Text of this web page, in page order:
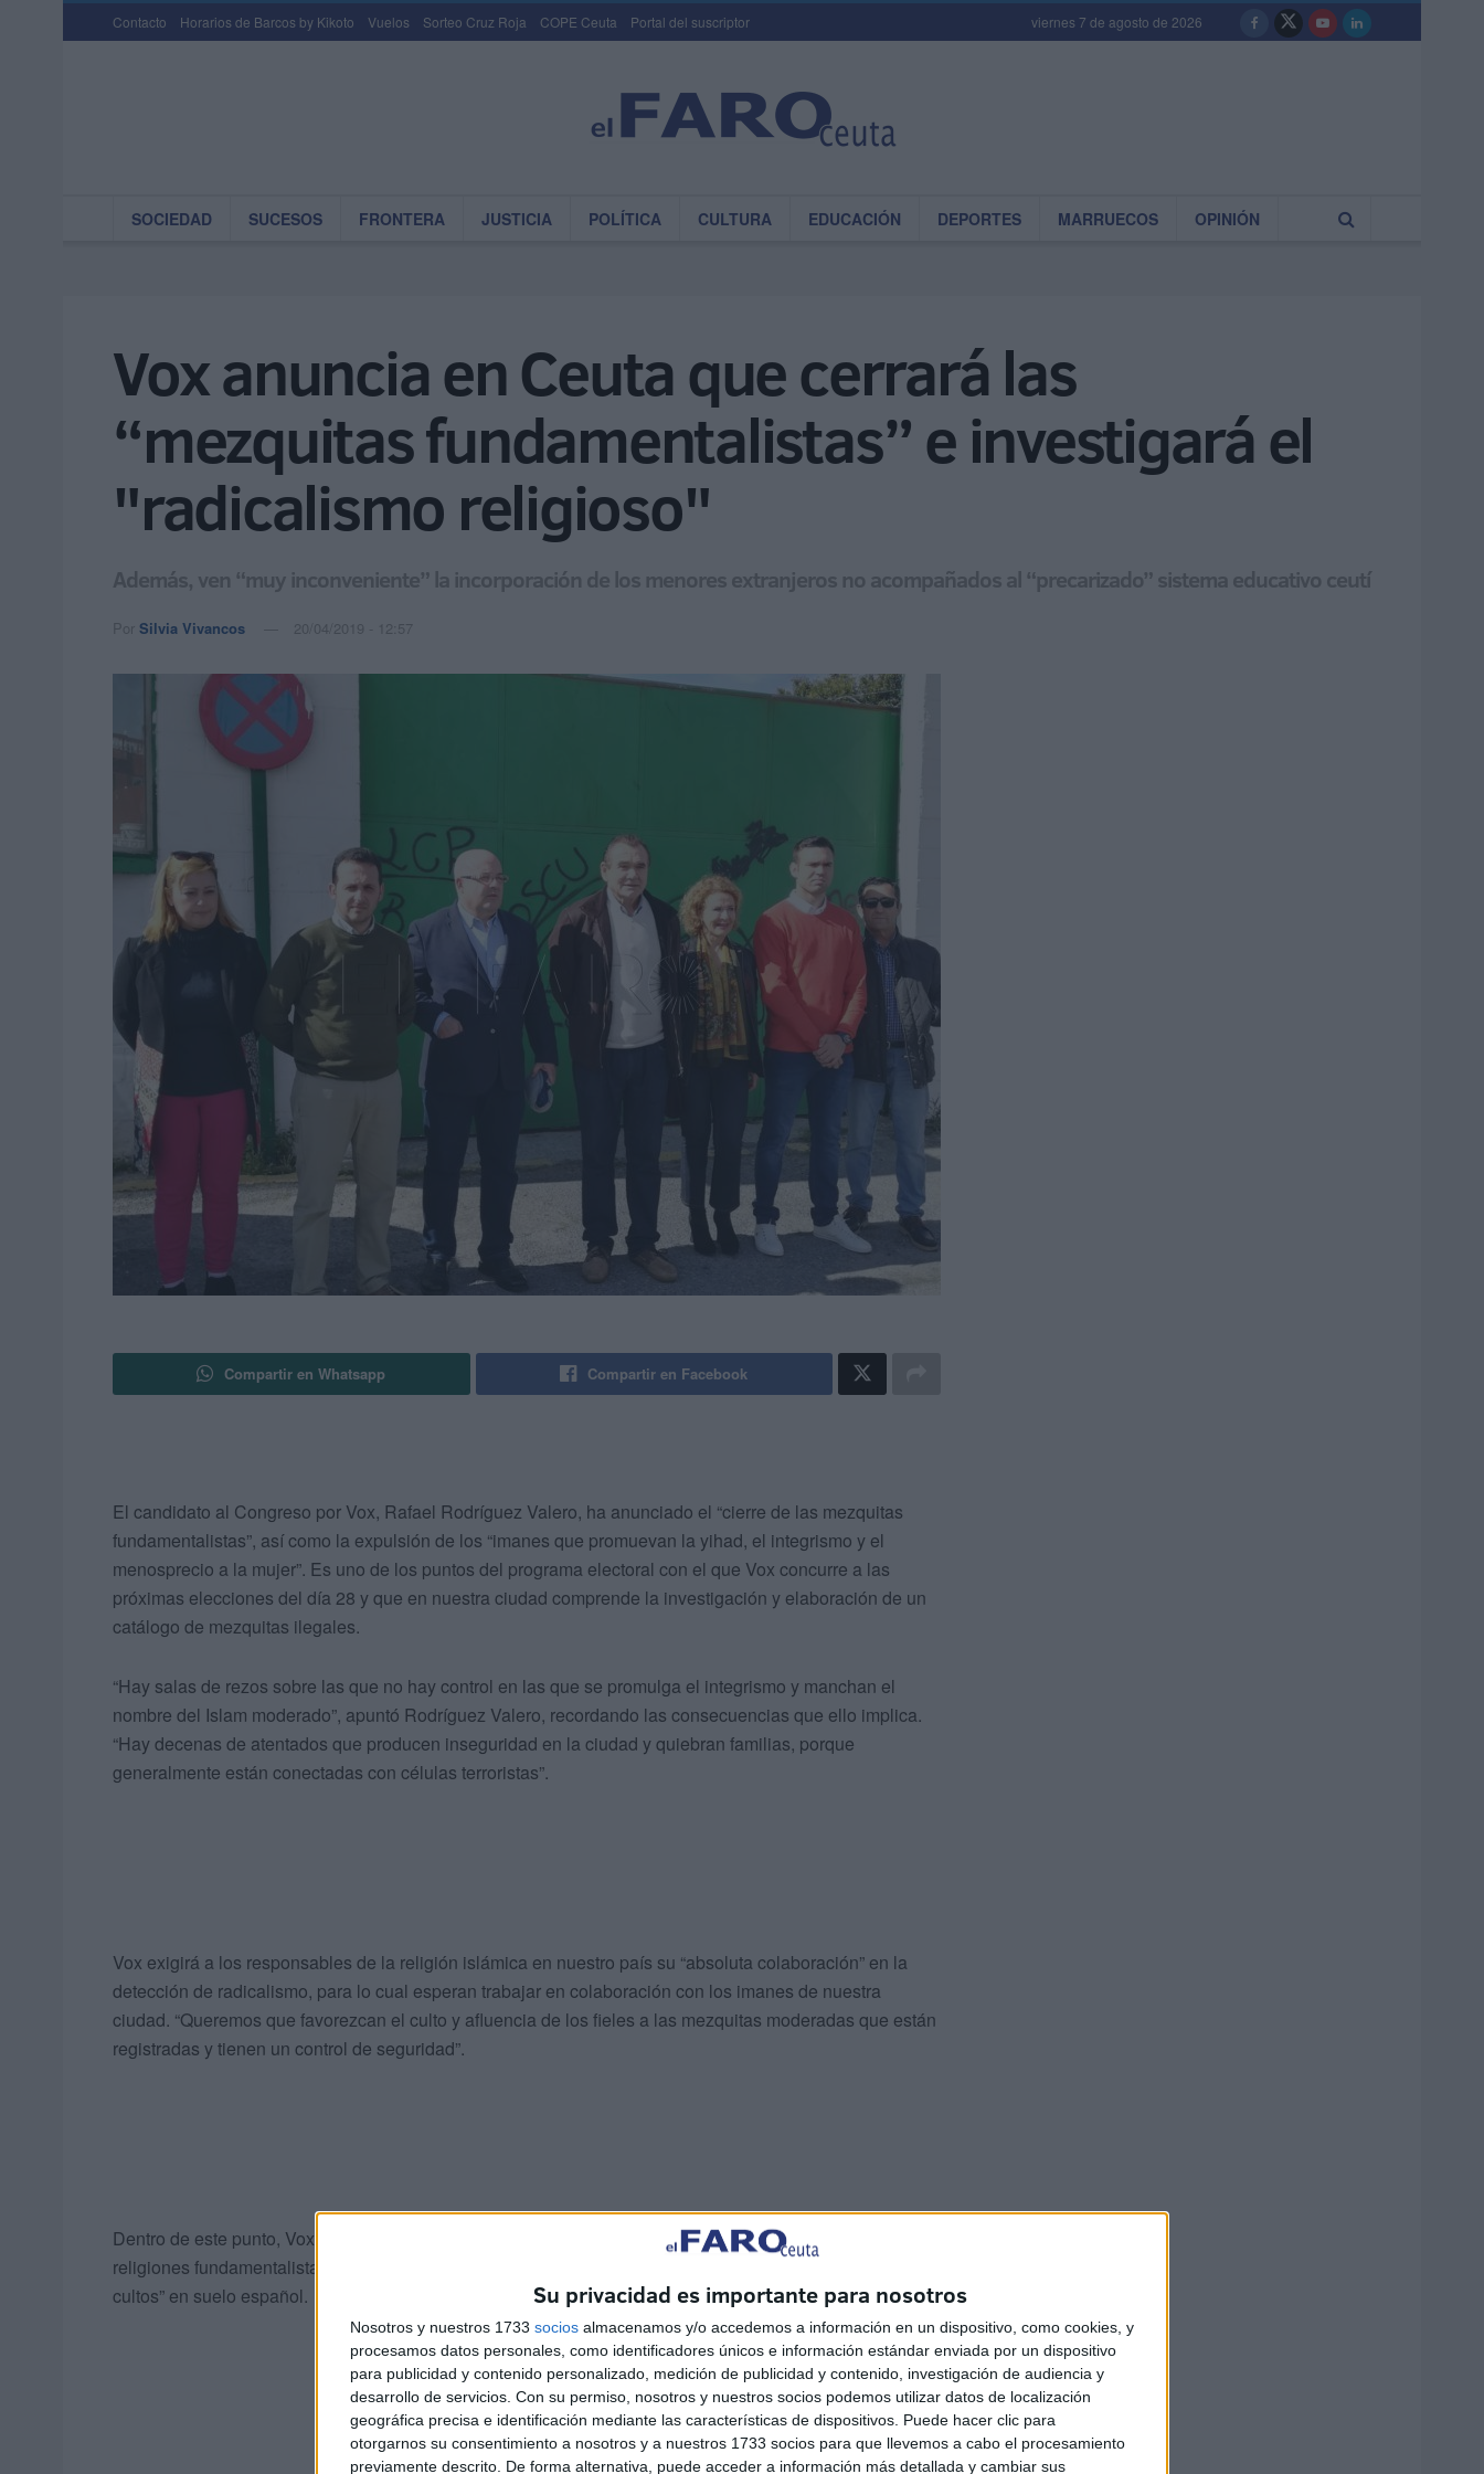
Su privacidad es importante para nosotros
Nosotros y nuestros 1733 socios almacenamos y/o accedemos a información en un dispositivo, como cookies, y
procesamos datos personales, como identificadores únicos e información estándar enviada por un dispositivo
para publicidad y contenido personalizado, medición de publicidad y contenido, investigación de audiencia y
desarrollo de servicios. Con su permiso, nosotros y nuestros socios podemos utilizar datos de localización
geográfica precisa e identificación mediante las características de dispositivos. Puede hacer clic para
otorgarnos su consentimiento a nosotros y a nuestros 1733 socios para que llevemos a cabo el procesamiento
previamente descrito. De forma alternativa, puede acceder a información más detallada y cambiar sus
Contacto Horarios de Barcos by Kikoto Vuelos Sorteo Cruz Roja COPE Ceuta Portal del suscriptor viernes 7 de agosto de 2026
SOCIEDAD SUCESOS FRONTERA JUSTICIA POLÍTICA CULTURA EDUCACIÓN DEPORTES MARRUECOS OPINIÓN
Vox anuncia en Ceuta que cerrará las
“mezquitas fundamentalistas” e investigará el
"radicalismo religioso"
Además, ven “muy inconveniente” la incorporación de los menores extranjeros no acompañados al “precarizado” sistema educativo ceutí
Por Silvia Vivancos 20/04/2019 - 12:57
Compartir en Whatsapp Compartir en Facebook
El candidato al Congreso por Vox, Rafael Rodríguez Valero, ha anunciado el “cierre de las mezquitas
fundamentalistas”, así como la expulsión de los “imanes que promuevan la yihad, el integrismo y el
menosprecio a la mujer”. Es uno de los puntos del programa electoral con el que Vox concurre a las
próximas elecciones del día 28 y que en nuestra ciudad comprende la investigación y elaboración de un
catálogo de mezquitas ilegales.
“Hay salas de rezos sobre las que no hay control en las que se promulga el integrismo y manchan el
nombre del Islam moderado”, apuntó Rodríguez Valero, recordando las consecuencias que ello implica.
“Hay decenas de atentados que producen inseguridad en la ciudad y quiebran familias, porque
generalmente están conectadas con células terroristas”.
Vox exigirá a los responsables de la religión islámica en nuestro país su “absoluta colaboración” en la
detección de radicalismo, para lo cual esperan trabajar en colaboración con los imanes de nuestra
ciudad. “Queremos que favorezcan el culto y afluencia de los fieles a las mezquitas moderadas que están
registradas y tienen un control de seguridad”.
Dentro de este punto, Vox también prohibirá la presencia de mezquitas salafistas o que promulguen otras
religiones fundamentalistas, además de exigir la financiación de terceros países para la “construcción de
cultos” en suelo español.